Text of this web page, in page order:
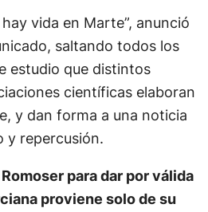
vida en Marte”, anunció
saltando todos los
estudio que distintos
científicas elaboran
y dan forma a una noticia
y repercusión.
para dar por válida
proviene solo de su